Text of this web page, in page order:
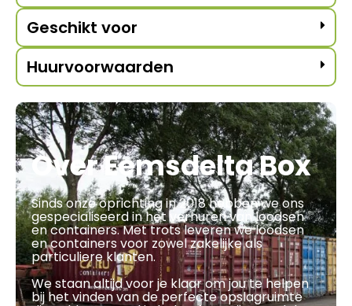
Geschikt voor
Huurvoorwaarden
Over Eemsdelta Box
Sinds onze oprichting in 2018 hebben we ons
gespecialiseerd in het verhuren van loodsen
en containers. Met trots leveren we loodsen
en containers voor zowel zakelijke als
particuliere klanten.
We staan altijd voor je klaar om jou te helpen
bij het vinden van de perfecte opslagruimte